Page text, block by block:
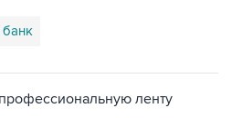
ленту